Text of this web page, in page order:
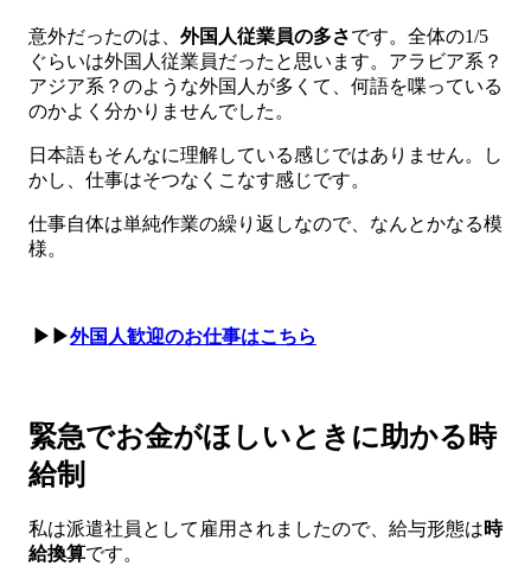
意外だったのは、 外国人従業員の多さです。全体の1/5
ぐらいは外国人従業員だったと思います。アラビア系？
アジア系？のような外国人が多くて、何語を喋っている
のかよく分かりませんでした。
日本語もそんなに理解している感じではありません。し
かし、仕事はそつなくこなす感じです。
仕事自体は単純作業の繰り返しなので、なんとかなる模
様。
▶▶外国人歓迎のお仕事はこちら
緊急でお金がほしいときに助かる時
給制
私は派遣社員として雇用されましたので、給与形態は時
給換算です。